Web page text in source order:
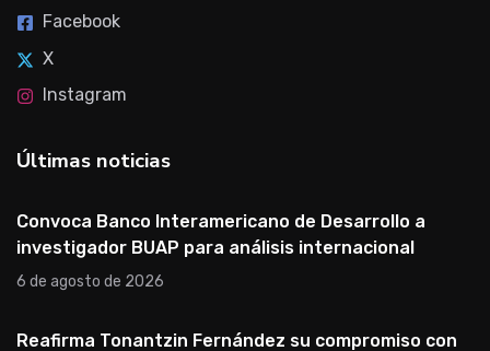
Facebook
X
Instagram
Últimas noticias
Convoca Banco Interamericano de Desarrollo a
investigador BUAP para análisis internacional
6 de agosto de 2026
Reafirma Tonantzin Fernández su compromiso con